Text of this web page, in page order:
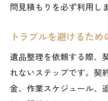
問見積もりを必ず利用し
トラブルを避けるた
遺品整理を依頼する際、
れないステップです。契
金、作業スケジュール、